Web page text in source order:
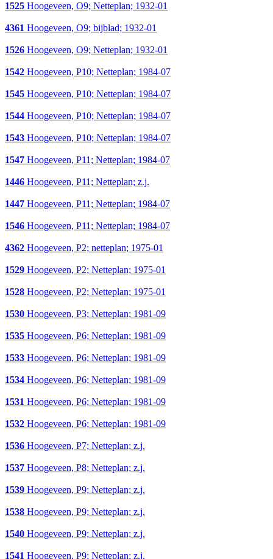
1525 Hoogeveen, O9; Netteplan; 1932-01
4361 Hoogeveen, O9; bijblad; 1932-01
1526 Hoogeveen, O9; Netteplan; 1932-01
1542 Hoogeveen, P10; Netteplan; 1984-07
1545 Hoogeveen, P10; Netteplan; 1984-07
1544 Hoogeveen, P10; Netteplan; 1984-07
1543 Hoogeveen, P10; Netteplan; 1984-07
1547 Hoogeveen, P11; Netteplan; 1984-07
1446 Hoogeveen, P11; Netteplan; z.j.
1447 Hoogeveen, P11; Netteplan; 1984-07
1546 Hoogeveen, P11; Netteplan; 1984-07
4362 Hoogeveen, P2; netteplan; 1975-01
1529 Hoogeveen, P2; Netteplan; 1975-01
1528 Hoogeveen, P2; Netteplan; 1975-01
1530 Hoogeveen, P3; Netteplan; 1981-09
1535 Hoogeveen, P6; Netteplan; 1981-09
1533 Hoogeveen, P6; Netteplan; 1981-09
1534 Hoogeveen, P6; Netteplan; 1981-09
1531 Hoogeveen, P6; Netteplan; 1981-09
1532 Hoogeveen, P6; Netteplan; 1981-09
1536 Hoogeveen, P7; Netteplan; z.j.
1537 Hoogeveen, P8; Netteplan; z.j.
1539 Hoogeveen, P9; Netteplan; z.j.
1538 Hoogeveen, P9; Netteplan; z.j.
1540 Hoogeveen, P9; Netteplan; z.j.
1541 Hoogeveen, P9; Netteplan; z.j.